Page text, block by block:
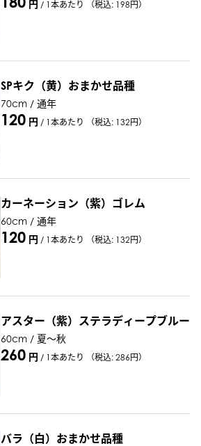
円 / 1本あたり （税込: 198円）
SPキク（黄）おまかせ品種
70cm / 通年
120 円 / 1本あたり （税込: 132円）
カーネーション（紫）ゴレム
60cm / 通年
120 円 / 1本あたり （税込: 132円）
アスター（紫）ステラディープブルー
60cm / 夏～秋
260 円 / 1本あたり （税込: 286円）
バラ（白）おまかせ品種